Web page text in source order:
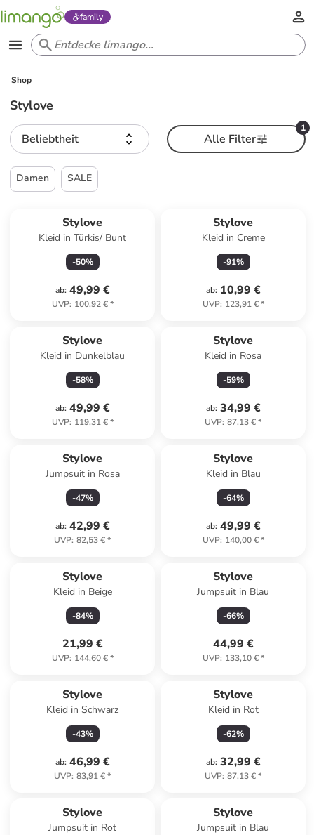
family
Shop
Stylove
Beliebtheit
1
Alle Filter
Damen SALE
Stylove
Kleid in Türkis/ Bunt
-50%
ab: 49,99 €
UVP: 100,92 €*
Stylove
Kleid in Creme
-91%
ab: 10,99 €
UVP: 123,91 €*
Stylove
Kleid in Dunkelblau
-58%
ab: 49,99 €
UVP: 119,31 €*
Stylove
Kleid in Rosa
-59%
ab: 34,99 €
UVP: 87,13 €*
Stylove
Jumpsuit in Rosa
-47%
ab: 42,99 €
UVP: 82,53 €*
Stylove
Kleid in Blau
-64%
ab: 49,99 €
UVP: 140,00 €*
Stylove
Kleid in Beige
-84%
21,99 €
UVP: 144,60 €*
Stylove
Jumpsuit in Blau
-66%
44,99 €
UVP: 133,10 €*
Stylove
Kleid in Schwarz
-43%
ab: 46,99 €
UVP: 83,91 €*
Stylove
Kleid in Rot
-62%
ab: 32,99 €
UVP: 87,13 €*
Stylove
Jumpsuit in Rot
Stylove
Jumpsuit in Blau